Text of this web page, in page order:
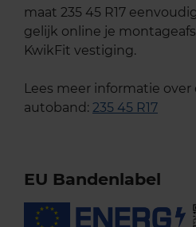
maat 235 45 R17
gelijk online je
KwikFit vestiging.
Lees meer informatie over
autoband: 235 45 R17
EU Bandenlabel